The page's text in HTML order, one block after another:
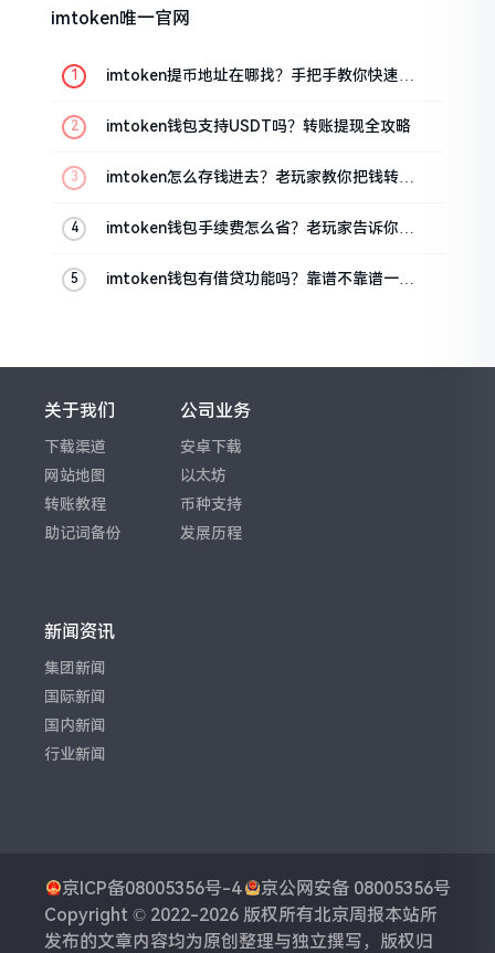
imtoken唯一官网
imtoken提币地址在哪找？手把手教你快速查
imtoken钱包支持USDT吗？转账提现全攻略
imtoken怎么存钱进去？老玩家教你把钱转进
imtoken钱包手续费怎么省？老玩家告诉你几
imtoken钱包有借贷功能吗？靠谱不靠谱一文
关于我们
下载渠道
网站地图
转账教程
助记词备份
公司业务
安卓下载
以太坊
币种支持
发展历程
新闻资讯
集团新闻
国际新闻
国内新闻
行业新闻
京ICP备08005356号-4
京公网安备 08005356号
Copyright © 2022-2026 版权所有北京周报本站所
发布的文章内容均为原创整理与独立撰写，版权归